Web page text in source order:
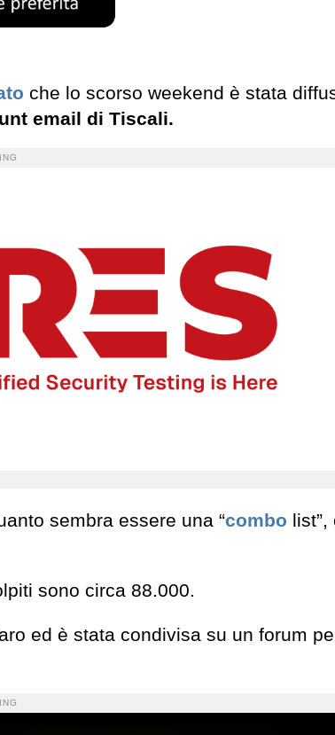
che lo scorso weekend è stata
email di Tiscali.
sembra essere una “combo
sono circa 88.000.
ed è stata condivisa su un forum